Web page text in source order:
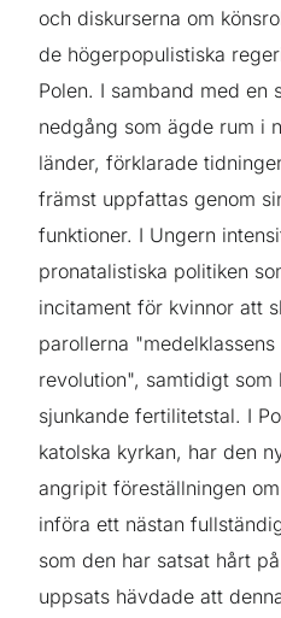
och diskurserna om
de högerpopulistiska
Polen. I samband med en
nedgång som ägde rum i
länder, förklarade
främst uppfattas genom
funktioner. I Ungern
pronatalistiska politiken
incitament för kvinnor att
parollerna
revolution", samtidigt
sjunkande fertilitetstal. I
katolska kyrkan, har den
angripit föreställningen
införa ett nästan
som den har satsat hårt
uppsats hävdade att